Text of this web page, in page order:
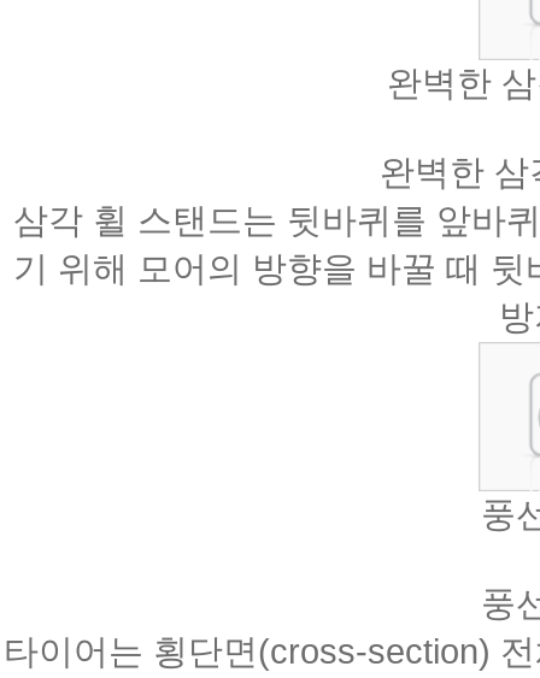
완벽한
완벽한
삼각 휠 스탠드는 뒷바퀴를 앞바
기 위해 모어의 방향을 바꿀 때
풍
풍
타이어는 횡단면(cross-section)